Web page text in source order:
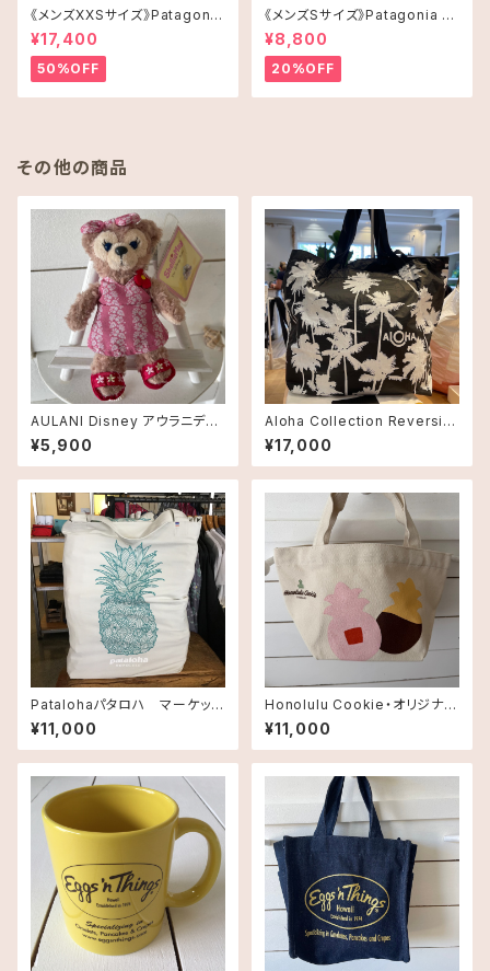
《メンズXXSサイズ》Patagonia
レトロX
¥17,400
50%OFF
《メンズSサイズ》Patagonia ロ
ングスリーブT-shirt
¥8,800
20%OFF
その他の商品
AULANI Disney アウラニディ
ズニー限定・ぬいぐるみキーチェ
ーン・シェリーメイ・Pink
¥5,900
Aloha Collection Reversibl
e Tote
¥17,000
Patalohaパタロハ マーケット
トートバッグ Tote Bag・パイ
ナップル
¥11,000
Honolulu Cookie・オリジナル
トートバッグ
¥11,000